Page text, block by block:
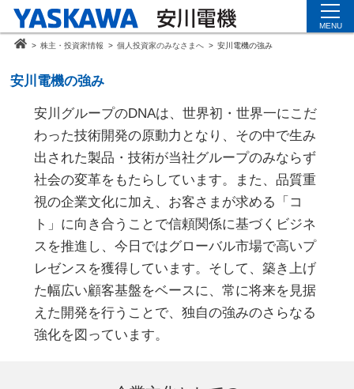
MENU
> 株主・投資家情報 > 個人投資家のみなさまへ > 安川電機の強み
安川電機の強み
安川グループのDNAは、世界初・世界一にこだ
わった技術開発の原動力となり、その中で生み
出された製品・技術が当社グループのみならず
社会の変革をもたらしています。また、品質重
視の企業文化に加え、お客さまが求める「コ
ト」に向き合うことで信頼関係に基づくビジネ
スを推進し、今日ではグローバル市場で高いプ
レゼンスを獲得しています。そして、築き上げ
た幅広い顧客基盤をベースに、常に将来を見据
えた開発を行うことで、独自の強みのさらなる
強化を図っています。